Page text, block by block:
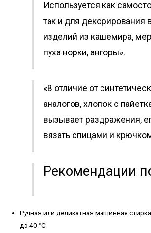
Используется как
так и для декорирования
изделий из кашемира,
пуха норки, ангоры».
«В отличие от
аналогов, хлопок с
вызывает раздражения,
вязать спицами и
Рекомендации
Ручная или деликатная машинная
до 40 °C